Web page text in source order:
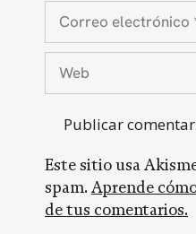
electrónico
Este sitio usa
spam.Aprende
de tus comentarios.